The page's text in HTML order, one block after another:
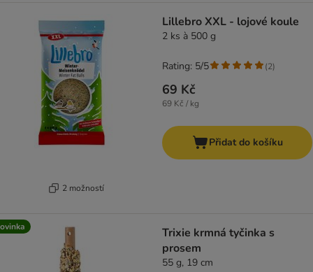
2 možností
Lillebro XXL - lojové koule
2 ks à 500 g
69 Kč
69 Kč / kg
Rating: 5/5 (2)
Přidat do košíku
Trixie krmná tyčinka s
prosem
55 g, 19 cm